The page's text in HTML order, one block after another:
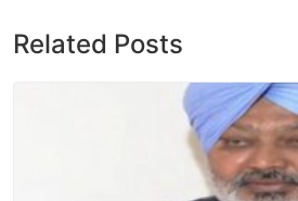
Related Posts